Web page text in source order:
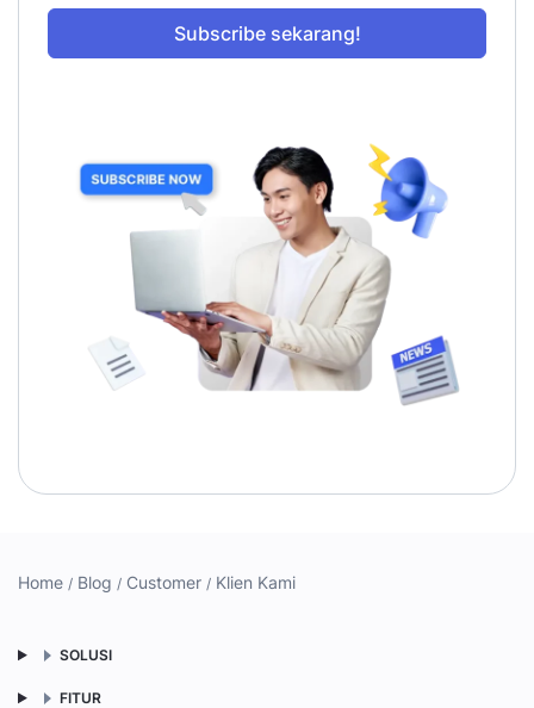
Subscribe sekarang!
Home Blog Customer Klien Kami
SOLUSI
FITUR